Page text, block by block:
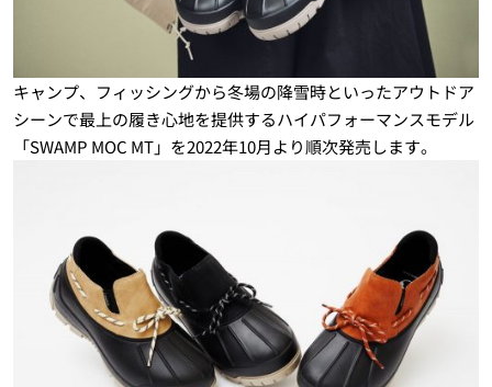
キャンプ、フィッシングから冬場の降雪時といったアウトドア
シーンで最上の履き心地を提供するハイパフォーマンスモデル
「SWAMP MOC MT」を2022年10月より順次発売します。